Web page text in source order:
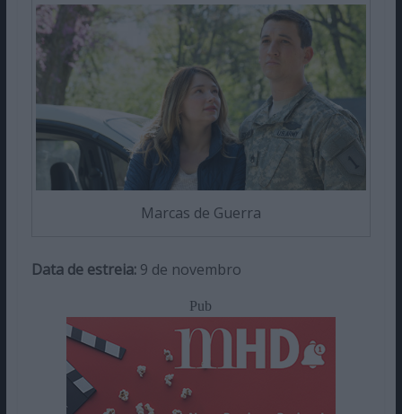
Marcas de Guerra
Data de estreia:9 de novembro
Pub